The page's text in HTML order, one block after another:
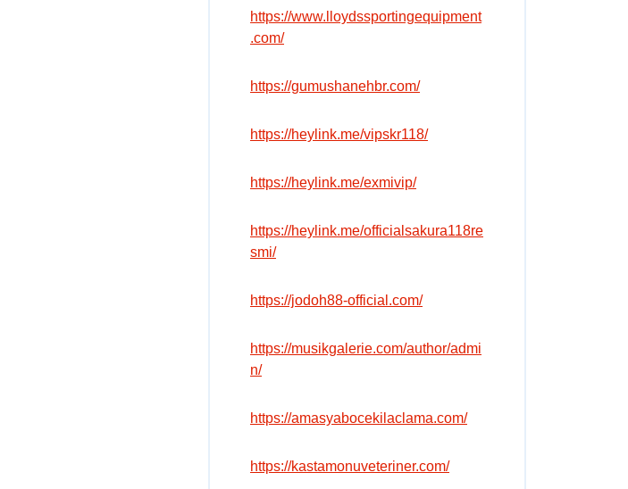
https://www.lloydssportingequipment
.com/
https://gumushanehbr.com/
https://heylink.me/vipskr118/
https://heylink.me/exmivip/
https://heylink.me/officialsakura118re
smi/
https://jodoh88-official.com/
https://musikgalerie.com/author/admi
n/
https://amasyabocekilaclama.com/
https://kastamonuveteriner.com/